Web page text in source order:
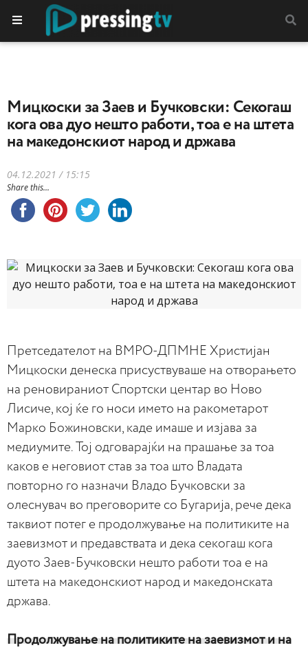
Mицкоски за Заев и Бучковски: Секогаш
кога ова дуо нешто работи, тоа е на штета
на македонскиот народ и држава
04.12.2021 / 15:15
Share this...
Претседателот на ВМРО-ДПМНЕ Христијан
Мицкоски денеска присуствуваше на отворањето
на реновираниот Спортски центар во Ново
Лисиче, кој ќе го носи името на ракометарот
Марко Божиновски, каде имаше и изјава за
медиумите. Тој одговарајќи на прашање за тоа
каков е неговиот став за тоа што Владата
повторно го назначи Владо Бучковски за
олеснувач во преговорите со Бугарија, рече дека
таквиот потег е продолжување на политиките на
заевизмот и предавствата и дека секогаш кога
дуото Заев-Бучковски нешто работи тоа е на
штета на македонскиот народ и македонската
држава.
Продолжување на политиките на заевизмот и на